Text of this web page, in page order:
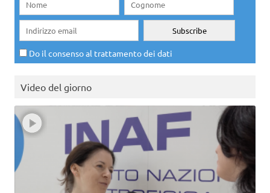
Do il consenso al trattamento dei dati
Video del giorno